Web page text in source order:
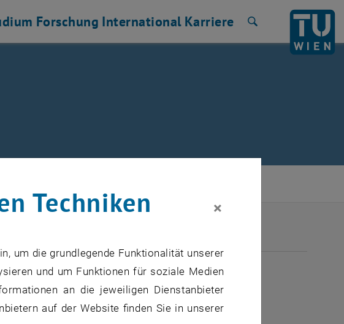
Forschung International Karriere
VOM 15. JULI 2026
Techniken ×
um die grundlegende Funktionalität unserer
und um Funktionen für soziale Medien
an die jeweiligen Dienstanbieter
auf der Website finden Sie in unserer